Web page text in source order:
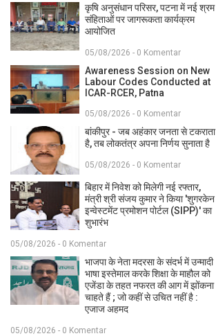
कृषि अनुसंधान परिसर, पटना में नई श्रम
संहिताओं पर जागरूकता कार्यक्रम
आयोजित
05/08/2026 - 0 Komentar
Awareness Session on New
Labour Codes Conducted at
ICAR-RCER, Patna
05/08/2026 - 0 Komentar
बांकीपुर - जब अहंकार जनता से टकराता
है, तब लोकतंत्र अपना निर्णय सुनाता है
05/08/2026 - 0 Komentar
बिहार में निवेश को मिलेगी नई रफ्तार,
मंत्री श्री संजय कुमार ने किया 'शुगरकेन
इन्वेस्टमेंट प्रमोशन पोर्टल (SIPP)' का
शुभारंभ
05/08/2026 - 0 Komentar
भाजपा के नेता मदरसा के संदर्भ में उन्मादी
भाषा इस्तेमाल करके शिक्षा के माहौल को
एजेंडा के तहत नफरत की आग में झोंकना
चाहते हैं ; जो कहीं से उचित नहीं है :
एजाज अहमद
05/08/2026 - 0 Komentar